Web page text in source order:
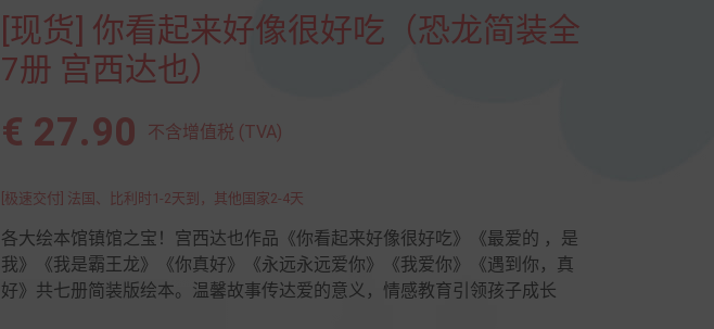
[现货] 你看起来好像很好吃（恐龙简装全
7册 宫西达也）
€ 27.90 不含增值税 (TVA)
[极速交付] 法国、比利时1-2天到，其他国家2-4天
各大绘本馆镇馆之宝！宫西达也作品《你看起来好像很好吃》《最爱的 ，是
我》《我是霸王龙》《你真好》《永远永远爱你》《我爱你》《遇到你，真
好》共七册简装版绘本。温馨故事传达爱的意义，情感教育引领孩子成长